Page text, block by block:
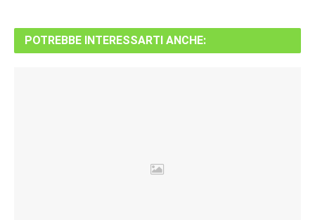
POTREBBE INTERESSARTI ANCHE: